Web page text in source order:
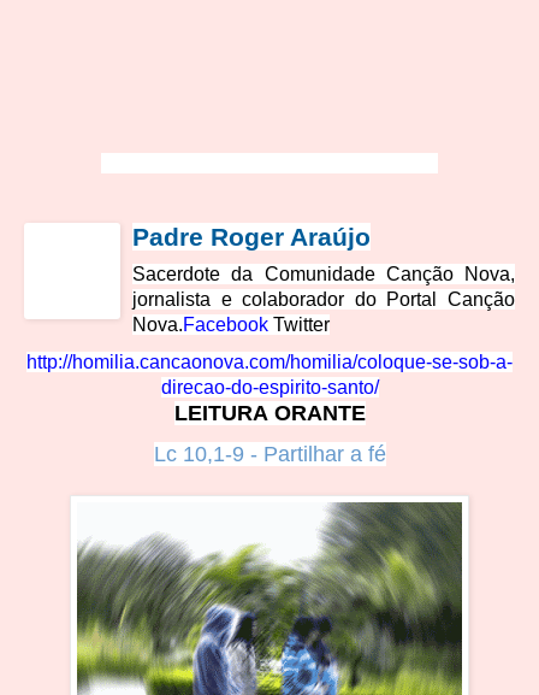
Padre Roger Araújo
Sacerdote da Comunidade Canção Nova,
jornalista e colaborador do Portal Canção
Nova.Facebook Twitter
http://homilia.cancaonova.com/homilia/coloque-se-sob-a-
direcao-do-espirito-santo/
LEITURA ORANTE
Lc 10,1-9 - Partilhar a fé